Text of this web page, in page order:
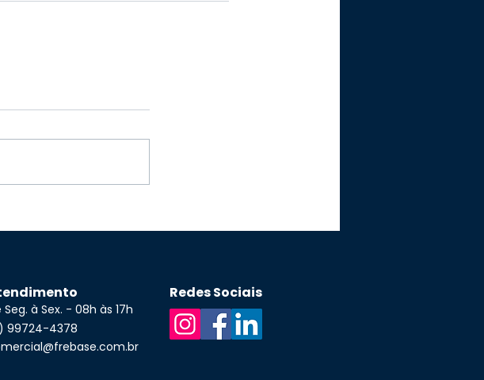
Seg. à Sex. - 08h às 17h
99724-4378
Redes Sociais